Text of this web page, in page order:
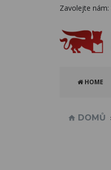
Zavolejte nám:
HOME
DOMŮ